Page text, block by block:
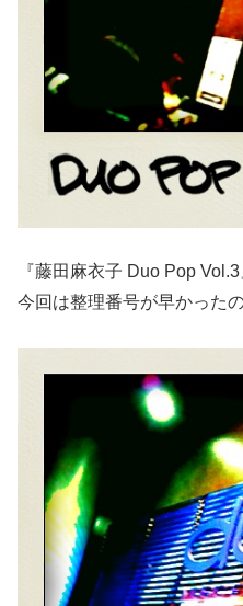
『藤田麻衣子 Duo Pop
今回は整理番号が早かった